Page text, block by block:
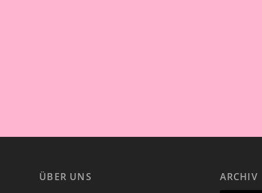
ÜBER UNS ARCHIV